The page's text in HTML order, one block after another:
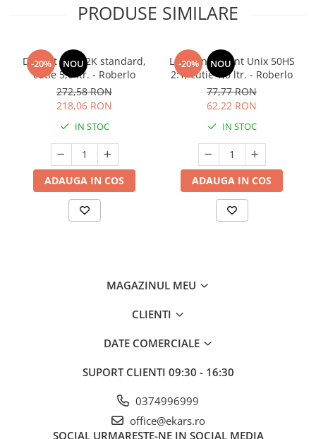
PRODUSE SIMILARE
-20% NOU
Diluant S322 2K standard,
cutie 5,0 ltr. - Roberlo
272,58 RON
218,06 RON
IN STOC
ADAUGA IN COS
-20% NOU
Lac transparent Unix 50HS
2:1, cutie 1,0 ltr. - Roberlo
77,77 RON
62,22 RON
IN STOC
ADAUGA IN COS
MAGAZINUL MEU
CLIENTI
DATE COMERCIALE
SUPORT CLIENTI 09:30 - 16:30
0374996999
office@ekars.ro
SOCIAL URMARESTE-NE IN SOCIAL MEDIA